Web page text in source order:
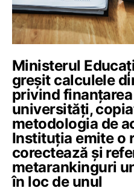
Ministerul
greșit calculele
privind
universități,
metodologia de
Instituția emite o
corectează și
metarankinguri
în loc de unul